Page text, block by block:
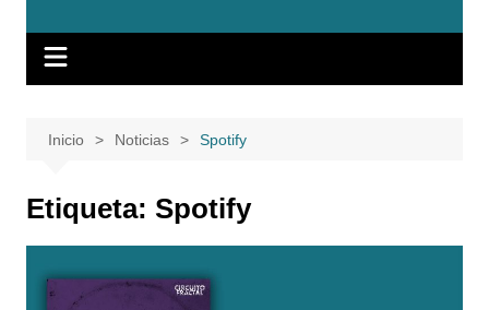
Inicio Noticias Spotify
Etiqueta: Spotify